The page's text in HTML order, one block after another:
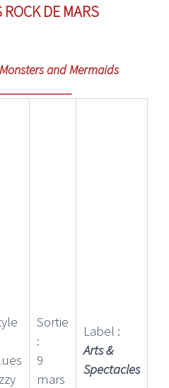
DE MARS
Monsters and Mermaids
Sortie
:
9
mars
Label :
Arts &
Spectacles